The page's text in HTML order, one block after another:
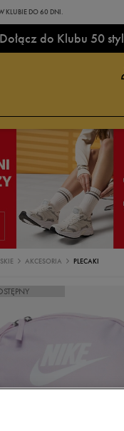
KLUBIE DO 60 DNI.
Dołącz do Klubu 50
AKCESORIA PLECAKI